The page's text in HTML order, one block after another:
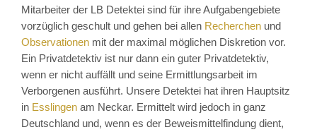
Mitarbeiter der LB Detektei sind für ihre Aufgabengebiete
vorzüglich geschult und gehen bei allen Recherchen und
Observationen mit der maximal möglichen Diskretion vor.
Ein Privatdetektiv ist nur dann ein guter Privatdetektiv,
wenn er nicht auffällt und seine Ermittlungsarbeit im
Verborgenen ausführt. Unsere Detektei hat ihren Hauptsitz
in Esslingen am Neckar. Ermittelt wird jedoch in ganz
Deutschland und, wenn es der Beweismittelfindung dient,